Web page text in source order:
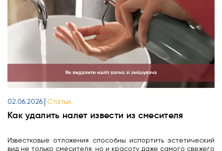
02.06.2026 Статьи
Как удалить налет извести из смесителя
Известковые отложения способны испортить эстетический
вид не только смесителя, но и красоту даже самого свежего